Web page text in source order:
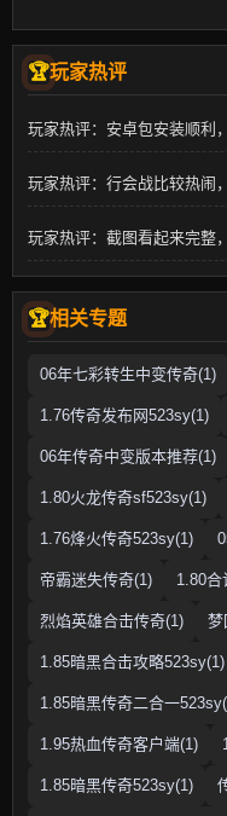
玩家热评
玩家热评：安卓包安装顺利
玩家热评：行会战比较热闹
玩家热评：截图看起来完整
相关专题
06年七彩转生中变传奇(1)
1.76传奇发布网523sy(1)
06年传奇中变版本推荐(1)
1.80火龙传奇sf523sy(1)
1.76烽火传奇523sy(1)
帝霸迷失传奇(1) 1.80合
烈焰英雄合击传奇(1) 梦
1.85暗黑合击攻略523sy(1)
1.85暗黑传奇二合一
1.95热血传奇客户端(1)
1.85暗黑传奇523sy(1)